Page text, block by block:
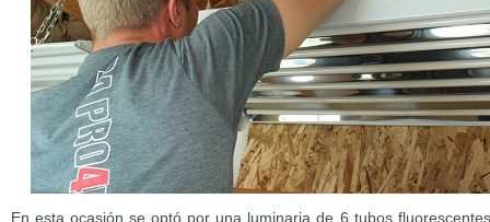
En esta ocasión se optó por una luminaria de 6 tubos